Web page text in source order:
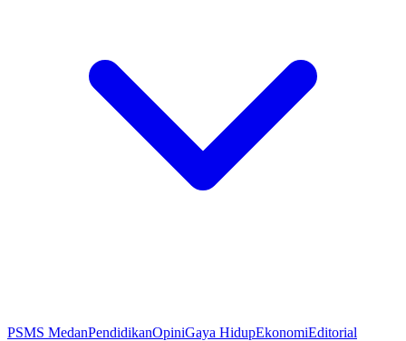
PSMS MedanPendidikanOpiniGaya HidupEkonomiEditorial